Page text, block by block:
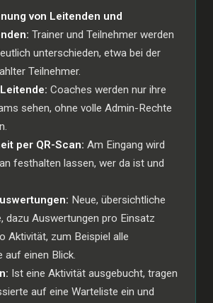
von Leitenden und
Trainer und Teilnehmer werden
unterschieden, etwa bei der
Teilnehmer.
Coaches werden nur ihre
sehen, ohne volle Admin-Rechte
per QR-Scan: Am Eingang wird
festhalten lassen, wer da ist und
Neue, übersichtliche
dazu Auswertungen pro Einsatz
Aktivität, zum Beispiel alle
auf einen Blick.
Ist eine Aktivität ausgebucht, tragen
auf eine Warteliste ein und